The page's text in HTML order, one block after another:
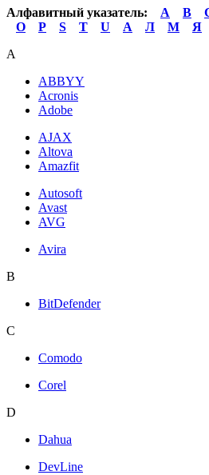
Алфавитный указатель: A B
O
P S T U А Л М
Я
A
ABBYY
Acronis
Adobe
AJAX
Altova
Amazfit
Autosoft
Avast
AVG
Avira
B
BitDefender
C
Comodo
Corel
D
Dahua
DevLine